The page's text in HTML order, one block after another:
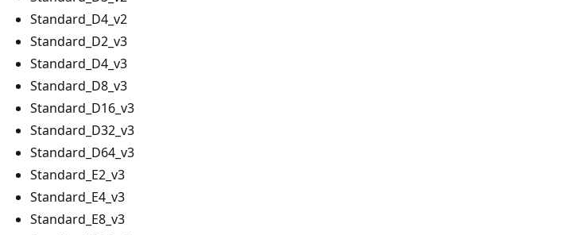
Standard_D4_v2
Standard_D2_v3
Standard_D4_v3
Standard_D8_v3
Standard_D16_v3
Standard_D32_v3
Standard_D64_v3
Standard_E2_v3
Standard_E4_v3
Standard_E8_v3